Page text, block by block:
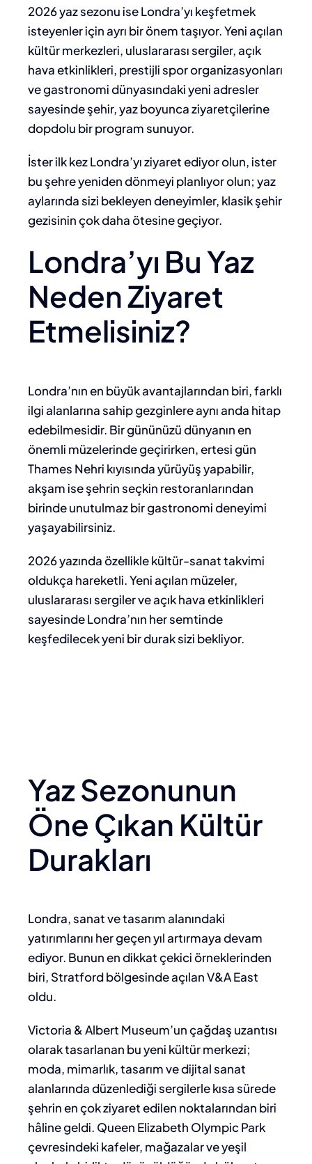
2026 yaz sezonu ise Londra’yı keşfetmek
isteyenler için ayrı bir önem taşıyor. Yeni açılan
kültür merkezleri, uluslararası sergiler, açık
hava etkinlikleri, prestijli spor organizasyonları
ve gastronomi dünyasındaki yeni adresler
sayesinde şehir, yaz boyunca ziyaretçilerine
dopdolu bir program sunuyor.
İster ilk kez Londra’yı ziyaret ediyor olun, ister
bu şehre yeniden dönmeyi planlıyor olun; yaz
aylarında sizi bekleyen deneyimler, klasik şehir
gezisinin çok daha ötesine geçiyor.
Londra’yı Bu Yaz
Neden Ziyaret
Etmelisiniz?
Londra’nın en büyük avantajlarından biri, farklı
ilgi alanlarına sahip gezginlere aynı anda hitap
edebilmesidir. Bir gününüzü dünyanın en
önemli müzelerinde geçirirken, ertesi gün
Thames Nehri kıyısında yürüyüş yapabilir,
akşam ise şehrin seçkin restoranlarından
birinde unutulmaz bir gastronomi deneyimi
yaşayabilirsiniz.
2026 yazında özellikle kültür-sanat takvimi
oldukça hareketli. Yeni açılan müzeler,
uluslararası sergiler ve açık hava etkinlikleri
sayesinde Londra’nın her semtinde
keşfedilecek yeni bir durak sizi bekliyor.
Yaz Sezonunun
Öne Çıkan Kültür
Durakları
Londra, sanat ve tasarım alanındaki
yatırımlarını her geçen yıl artırmaya devam
ediyor. Bunun en dikkat çekici örneklerinden
biri, Stratford bölgesinde açılan V&A East
oldu.
Victoria & Albert Museum’un çağdaş uzantısı
olarak tasarlanan bu yeni kültür merkezi;
moda, mimarlık, tasarım ve dijital sanat
alanlarında düzenlediği sergilerle kısa sürede
şehrin en çok ziyaret edilen noktalarından biri
hâline geldi. Queen Elizabeth Olympic Park
çevresindeki kafeler, mağazalar ve yeşil